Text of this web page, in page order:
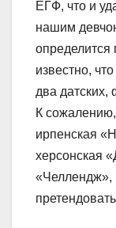
ЕГФ, что и
нашим
определится
известно,
два датских,
К сожалению,
ирпенская
херсонская
«Челлендж»,